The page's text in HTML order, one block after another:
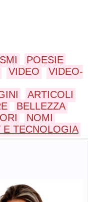
POESIE
VIDEO
VIDEO-
ARTICOLI
BELLEZZA
NOMI
E TECNOLOGIA